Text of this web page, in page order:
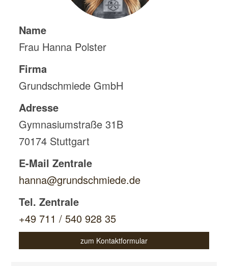
Name
Frau Hanna Polster
Firma
Grundschmiede GmbH
Adresse
Gymnasiumstraße 31B
70174 Stuttgart
E-Mail Zentrale
hanna@grundschmiede.de
Tel. Zentrale
+49 711 / 540 928 35
zum Kontaktformular